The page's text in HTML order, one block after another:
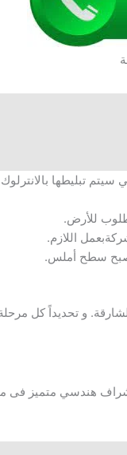
تبليطها
للأرض.
اللازم.
سطح أملس.
و تحديداً كل
إشراف هندسي متميز فى